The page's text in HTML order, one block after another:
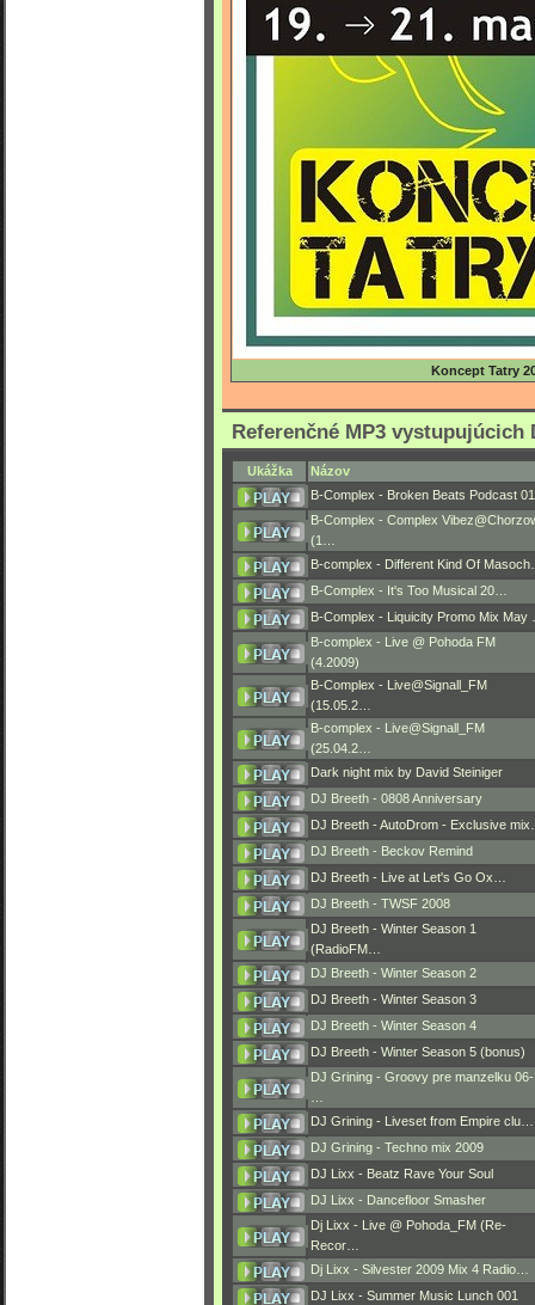
Koncept Tatry
Referenčné MP3 vystupujúcich
Ukážka
Názov
B-Complex - Broken Beats Podcast 01
B-Complex - Complex
(1…
B-complex - Different Kind Of
B-Complex - It's Too Musical 20…
B-Complex - Liquicity Promo Mix
B-complex - Live @ Pohoda FM
(4.2009)
B-Complex - Live@Signall_FM
(15.05.2…
B-complex - Live@Signall_FM
(25.04.2…
Dark night mix by David Steiniger
DJ Breeth - 0808 Anniversary
DJ Breeth - AutoDrom - Exclusive
DJ Breeth - Beckov Remind
DJ Breeth - Live at Let's Go Ox…
DJ Breeth - TWSF 2008
DJ Breeth - Winter Season 1
(RadioFM…
DJ Breeth - Winter Season 2
DJ Breeth - Winter Season 3
DJ Breeth - Winter Season 4
DJ Breeth - Winter Season 5 (bonus)
DJ Grining - Groovy pre manzelku 06-
DJ Grining - Liveset from Empire clu…
DJ Grining - Techno mix 2009
DJ Lixx - Beatz Rave Your Soul
DJ Lixx - Dancefloor Smasher
Dj Lixx - Live @ Pohoda_FM (Re-
Recor…
Dj Lixx - Silvester 2009 Mix 4 Radio…
DJ Lixx - Summer Music Lunch 001